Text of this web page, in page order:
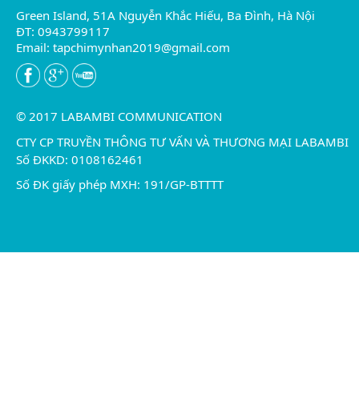
Green Island, 51A Nguyễn Khắc Hiếu, Ba Đình, Hà Nội
ĐT: 0943799117
Email: tapchimynhan2019@gmail.com
© 2017 LABAMBI COMMUNICATION
CTY CP TRUYỀN THÔNG TƯ VẤN VÀ THƯƠNG MẠI LABAMBI
Số ĐKKD: 0108162461
Số ĐK giấy phép MXH: 191/GP-BTTTT